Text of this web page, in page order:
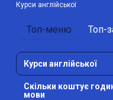
Курси англійської
Топ-меню Топ-
Курси англійської
Скільки коштує
мови